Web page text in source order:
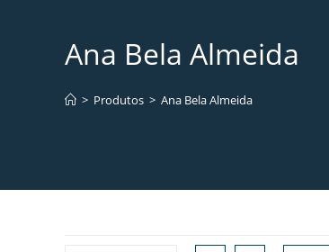
Ana Bela Almeida
> Produtos > Ana Bela Almeida